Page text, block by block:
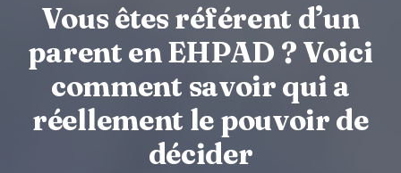
Vous êtes référent d’un
parent en EHPAD ? Voici
comment savoir qui a
réellement le pouvoir de
décider